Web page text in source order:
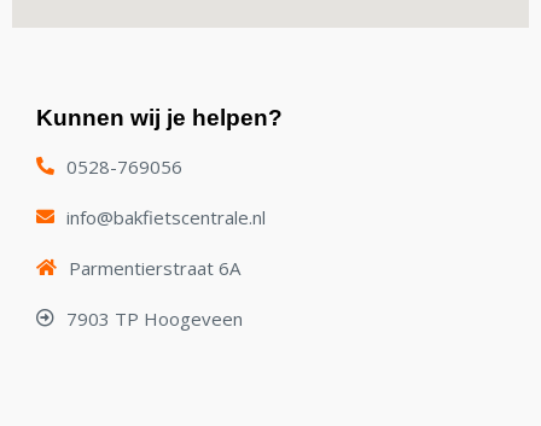
Kunnen wij je helpen?
0528-769056
info@bakfietscentrale.nl
Parmentierstraat 6A
7903 TP Hoogeveen